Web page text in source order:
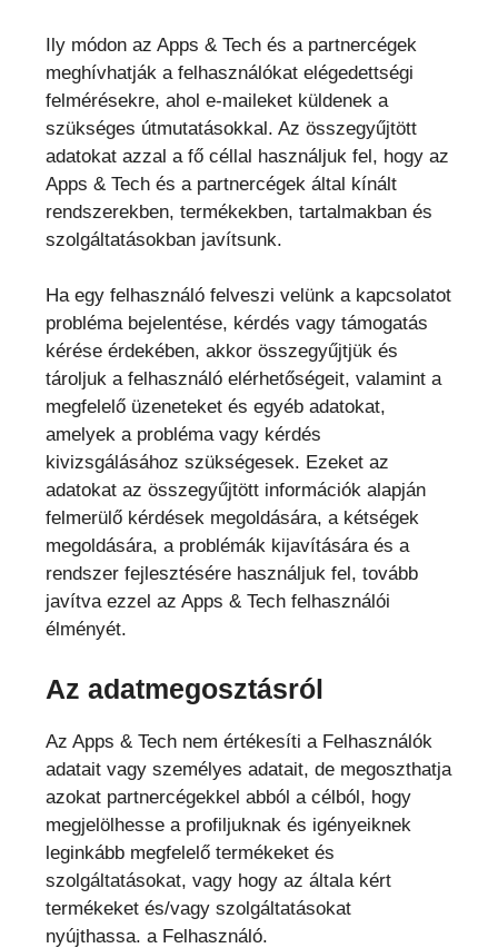
Ily módon az Apps & Tech és a partnercégek
meghívhatják a felhasználókat elégedettségi
felmérésekre, ahol e-maileket küldenek a
szükséges útmutatásokkal. Az összegyűjtött
adatokat azzal a fő céllal használjuk fel, hogy az
Apps & Tech és a partnercégek által kínált
rendszerekben, termékekben, tartalmakban és
szolgáltatásokban javítsunk.
Ha egy felhasználó felveszi velünk a kapcsolatot
probléma bejelentése, kérdés vagy támogatás
kérése érdekében, akkor összegyűjtjük és
tároljuk a felhasználó elérhetőségeit, valamint a
megfelelő üzeneteket és egyéb adatokat,
amelyek a probléma vagy kérdés
kivizsgálásához szükségesek. Ezeket az
adatokat az összegyűjtött információk alapján
felmerülő kérdések megoldására, a kétségek
megoldására, a problémák kijavítására és a
rendszer fejlesztésére használjuk fel, tovább
javítva ezzel az Apps & Tech felhasználói
élményét.
Az adatmegosztásról
Az Apps & Tech nem értékesíti a Felhasználók
adatait vagy személyes adatait, de megoszthatja
azokat partnercégekkel abból a célból, hogy
megjelölhesse a profiljuknak és igényeiknek
leginkább megfelelő termékeket és
szolgáltatásokat, vagy hogy az általa kért
termékeket és/vagy szolgáltatásokat
nyújthassa. a Felhasználó.